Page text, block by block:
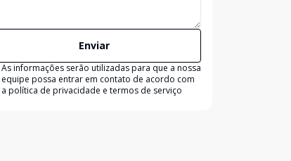
Enviar
As informações serão utilizadas para que a nossa
equipe possa entrar em contato de acordo com
a política de privacidade e termos de serviço